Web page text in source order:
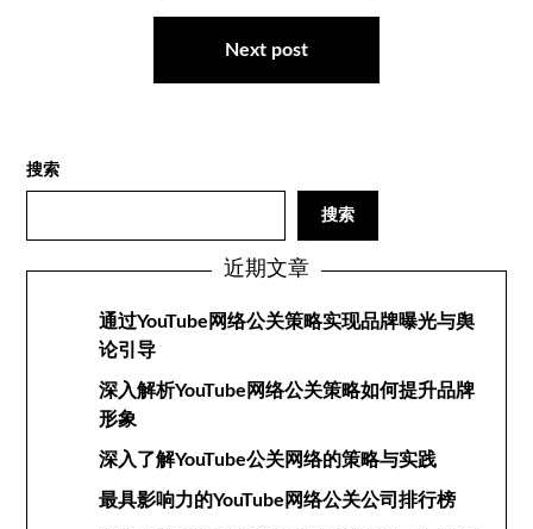
Next post
搜索
搜索
近期文章
通过YouTube网络公关策略实现品牌曝光与舆
论引导
深入解析YouTube网络公关策略如何提升品牌
形象
深入了解YouTube公关网络的策略与实践
最具影响力的YouTube网络公关公司排行榜